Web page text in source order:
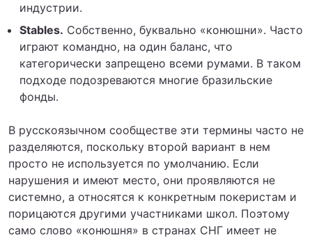
индустрии.
Stables. Собственно, буквально «конюшни». Часто
играют командно, на один баланс, что
категорически запрещено всеми румами. В таком
подходе подозреваются многие бразильские
фонды.
В русскоязычном сообществе эти термины часто не
разделяются, поскольку второй вариант в нем
просто не используется по умолчанию. Если
нарушения и имеют место, они проявляются не
системно, а относятся к конкретным покеристам и
порицаются другими участниками школ. Поэтому
само слово «конюшня» в странах СНГ имеет не